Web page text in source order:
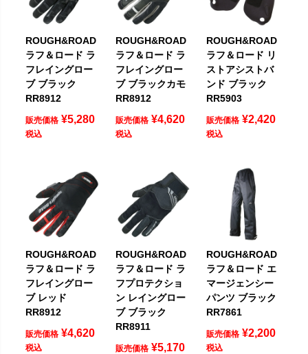
ROUGH&ROAD
ラフ＆ロード ラ
フレイングロー
ブ ブラック
RR8912
販売価格 ¥5,280
税込
ROUGH&ROAD
ラフ＆ロード ラ
フレイングロー
ブ ブラックカモ
RR8912
販売価格 ¥4,620
税込
ROUGH&ROAD
ラフ＆ロード リ
ストアシストバ
ンド ブラック
RR5903
販売価格 ¥2,420
税込
ROUGH&ROAD
ラフ＆ロード ラ
フレイングロー
ブ レッド
RR8912
販売価格 ¥4,620
税込
ROUGH&ROAD
ラフ＆ロード ラ
フプロテクショ
ン レイングロー
ブ ブラック
RR8911
販売価格 ¥5,170
ROUGH&ROAD
ラフ＆ロード エ
マージェンシー
パンツ ブラック
RR7861
販売価格 ¥2,200
税込